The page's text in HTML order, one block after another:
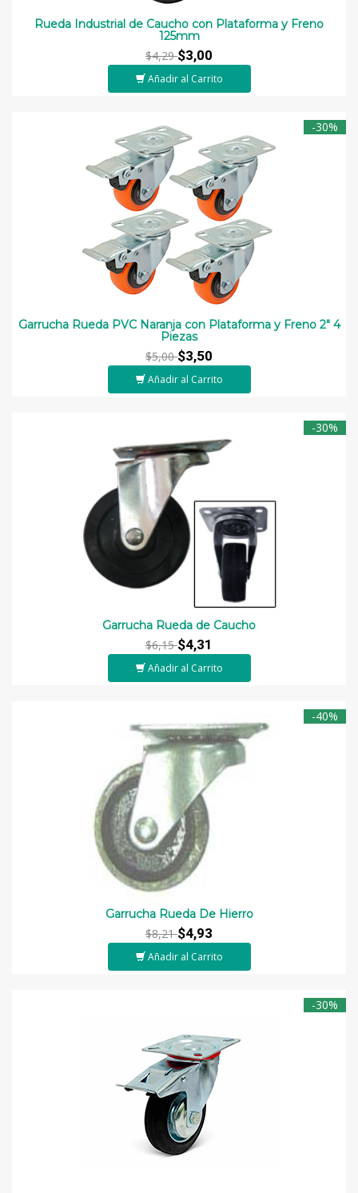
Rueda Industrial de Caucho con Plataforma y Freno
125mm
$4,29$3,00
Añadir al Carrito
-30%
Garrucha Rueda PVC Naranja con Plataforma y Freno 2" 4
Piezas
$5,00$3,50
Añadir al Carrito
-30%
Garrucha Rueda de Caucho
$6,15$4,31
Añadir al Carrito
-40%
Garrucha Rueda De Hierro
$8,21$4,93
Añadir al Carrito
-30%